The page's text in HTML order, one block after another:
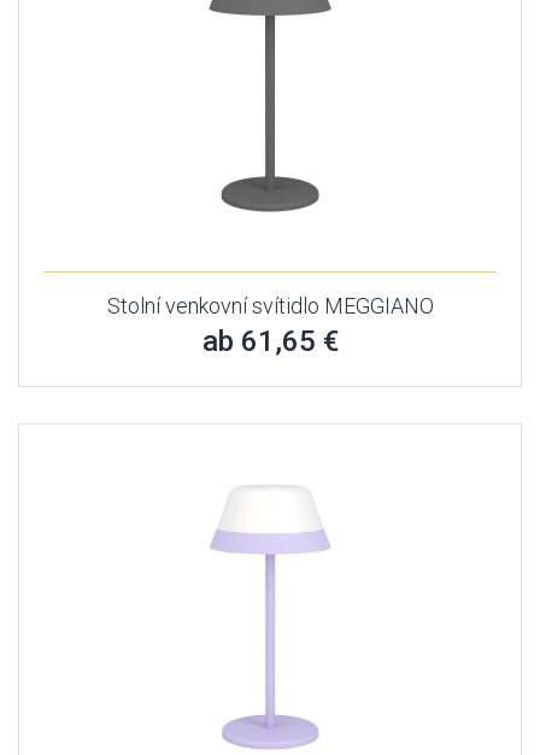
Stolní venkovní svítidlo MEGGIANO
ab 61,65 €